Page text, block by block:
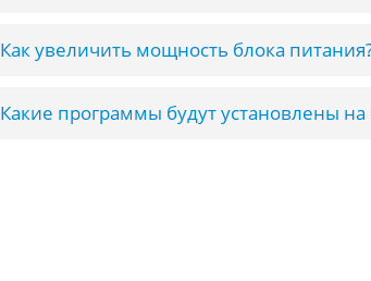
Как увеличить мощность блока
Какие программы будут установлены